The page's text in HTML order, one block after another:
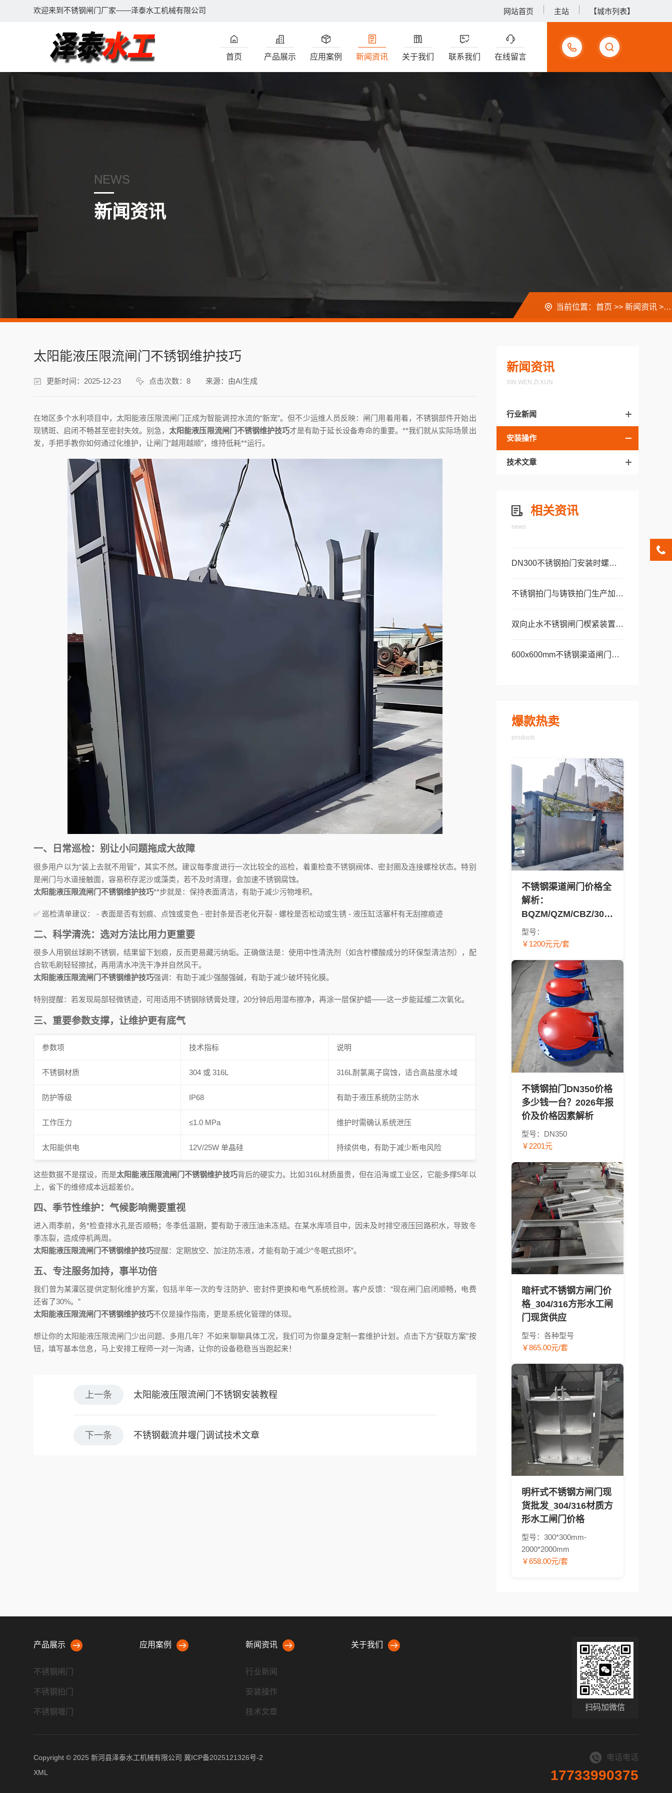
欢迎来到不锈钢闸门厂家——泽泰水工机械有限公司 网站首页 主站 【城市列表】
17733990375
首页 产品展示 应用案例 新闻资讯 关于我们 联系我们 在线留言
NEWS
新闻资讯
当前位置：首页 >>新闻资讯 >>
太阳能液压限流闸门不锈钢维护技巧
更新时间：2025-12-23 点击次数：8 来源：由AI生成
在地区多个水利项目中，太阳能液压限流闸门正成为智能调控水流的“新宠”。但不少运维人员反映：闸门用着用着，不锈钢部件开始出
现锈斑、启闭不畅甚至密封失效。别急， 太阳能液压限流闸门不锈钢维护技巧才是有助于延长设备寿命的重要。**我们就从实际场景出
发，手把手教你如何通过化维护，让闸门“越用越顺”，维持低耗**运行。
一、日常巡检：别让小问题拖成大故障
很多用户以为“装上去就不用管”，其实不然。建议每季度进行一次比较全的巡检，着重检查不锈钢阀体、密封圈及连接螺栓状态。特别
是闸门与水道接触面，容易积存泥沙或藻类，若不及时清理，会加速不锈钢腐蚀。
太阳能液压限流闸门不锈钢维护技巧**步就是：保持表面清洁，有助于减少污物堆积。
✅ 巡检清单建议： - 表面是否有划痕、点蚀或变色 - 密封条是否老化开裂 - 螺栓是否松动或生锈 - 液压缸活塞杆有无刮擦痕迹
二、科学清洗：选对方法比用力更重要
很多人用钢丝球刷不锈钢，结果留下划痕，反而更易藏污纳垢。正确做法是：使用中性清洗剂（如含柠檬酸成分的环保型清洁剂），配
合软毛刷轻轻擦拭，再用清水冲洗干净并自然风干。
太阳能液压限流闸门不锈钢维护技巧强调：有助于减少强酸强碱，有助于减少破坏钝化膜。
特别提醒：若发现局部轻微锈迹，可用适用不锈钢除锈膏处理，20分钟后用湿布擦净，再涂一层保护蜡——这一步能延缓二次氧化。
三、重要参数支撑，让维护更有底气
参数项 技术指标 说明
不锈钢材质 304 或 316L 316L耐氯离子腐蚀，适合高盐度水域
防护等级 IP68 有助于液压系统防尘防水
工作压力 ≤1.0 MPa 维护时需确认系统泄压
太阳能供电 12V/25W 单晶硅 持续供电，有助于减少断电风险
这些数据不是摆设，而是太阳能液压限流闸门不锈钢维护技巧背后的硬实力。比如316L材质虽贵，但在沿海或工业区，它能多撑5年以
上，省下的维修成本远超差价。
四、季节性维护：气候影响需要重视
进入雨季前，务*检查排水孔是否顺畅；冬季低温期，要有助于液压油未冻结。在某水库项目中，因未及时排空液压回路积水，导致冬
季冻裂，造成停机两周。
太阳能液压限流闸门不锈钢维护技巧提醒：定期放空、加注防冻液，才能有助于减少“冬眠式损坏”。
五、专注服务加持，事半功倍
我们曾为某灌区提供定制化维护方案，包括半年一次的专注防护、密封件更换和电气系统检测。客户反馈：“现在闸门启闭顺畅，电费
还省了30%。”
太阳能液压限流闸门不锈钢维护技巧不仅是操作指南，更是系统化管理的体现。
想让你的太阳能液压限流闸门少出问题、多用几年？不如来聊聊具体工况，我们可为你量身定制一套维护计划。点击下方“获取方案”按
钮，填写基本信息，马上安排工程师一对一沟通，让你的设备稳稳当当跑起来！
上一条 太阳能液压限流闸门不锈钢安装教程
下一条 不锈钢截流井堰门调试技术文章
新闻资讯
XIN WEN ZI XUN
行业新闻
安装操作
技术文章
相关资讯
news
DN300不锈钢拍门安装时螺栓紧固顺序及力矩要求
不锈钢拍门与铸铁拍门生产加工工艺及质量管控对比
双向止水不锈钢闸门楔紧装置调节与防松动维护
600x600mm不锈钢渠道闸门在污水处理厂配水井中的应用
爆款热卖
products
不锈钢渠道闸门价格全
解析：
BQZM/QZM/CBZ/304/
太阳能型号报价对比 -
渠道闸门采购指南
型号：
￥1200元元/套
不锈钢拍门DN350价格
多少钱一台？2026年报
价及价格因素解析
型号：DN350
￥2201元
暗杆式不锈钢方闸门价
格_304/316方形水工闸
门现货供应
型号：各种型号
￥865.00元/套
明杆式不锈钢方闸门现
货批发_304/316材质方
形水工闸门价格
型号：300*300mm-
2000*2000mm
￥658.00元/套
产品展示
不锈钢闸门
不锈钢拍门
不锈钢堰门
不锈钢清污机
应用案例 新闻资讯
行业新闻
安装操作
技术文章
关于我们
扫码加微信
Copyright © 2025 新河县泽泰水工机械有限公司 冀ICP备2025121326号-2
XML
电话电话
17733990375